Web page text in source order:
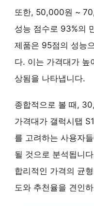
또한, 50,000원 ~
성능 점수로 93%의
제품은 95점의 성능
다. 이는 가격대가 높
상됨을 나타냅니다.
종합적으로 볼 때,
가격대가 갤럭시탭
를 고려하는 사용자
될 것으로 분석됩니
합리적인 가격의 균
도와 추천율을 견인